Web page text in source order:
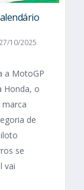
10/2025
a MotoGP
Honda, o
de
se
vai